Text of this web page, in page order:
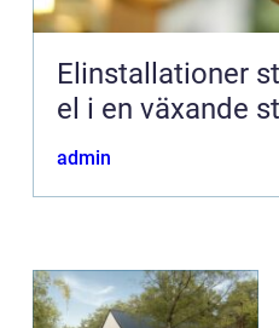
Elinstallationer
el i en växande
admin